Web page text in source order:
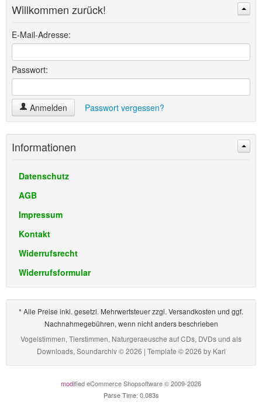
Willkommen zurück!
E-Mail-Adresse:
Passwort:
Anmelden Passwort vergessen?
Informationen
Datenschutz
AGB
Impressum
Kontakt
Widerrufsrecht
Widerrufsformular
* Alle Preise inkl. gesetzl. Mehrwertsteuer zzgl. Versandkosten und ggf.
Nachnahmegebühren, wenn nicht anders beschrieben
Vogelstimmen, Tierstimmen, Naturgeraeusche auf CDs, DVDs und als
Downloads, Soundarchiv © 2026 | Template © 2026 by Karl
modified eCommerce Shopsoftware © 2009-2026
Parse Time: 0.083s